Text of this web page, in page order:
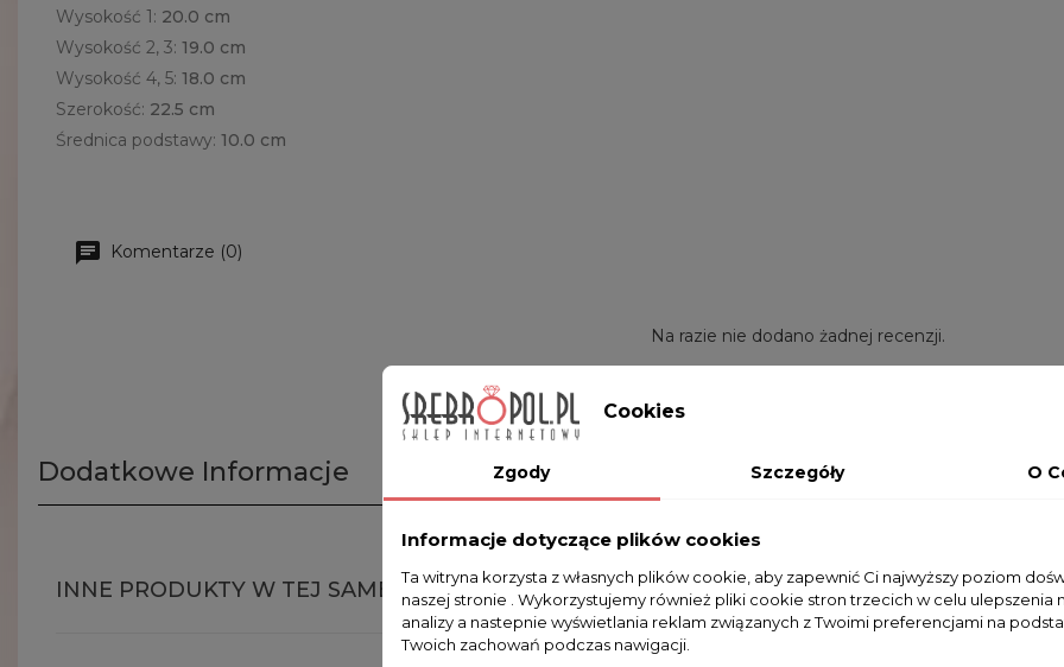
Wysokość 1: 20.0 cm
Wysokość 2, 3: 19.0 cm
Wysokość 4, 5: 18.0 cm
Szerokość: 22.5 cm
Średnica podstawy: 10.0 cm
Komentarze (0)
Na razie nie dodano żadnej recenzji.
Dodatkowe Informacje
INNE PRODUKTY W TEJ SAMEJ KATEGORII
Cookies
Zgody Szczegóły O
Informacje dotyczące plików cookies
Ta witryna korzysta z własnych plików cookie, aby zapewnić Ci najwyższy poziom
naszej stronie . Wykorzystujemy również pliki cookie stron trzecich w celu ulepszenia
analizy a nastepnie wyświetlania reklam związanych z Twoimi preferencjami na
Twoich zachowań podczas nawigacji.